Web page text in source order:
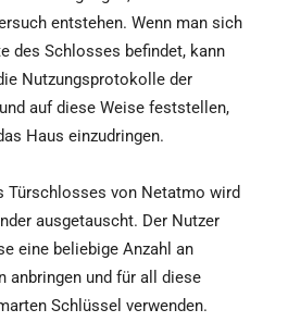
entstehen. Wenn man sich
des Schlosses befindet, kann
Nutzungsprotokolle der
auf diese Weise feststellen,
Haus einzudringen.
Türschlosses von Netatmo wird
ausgetauscht. Der Nutzer
eine beliebige Anzahl an
anbringen und für all diese
Schlüssel verwenden.